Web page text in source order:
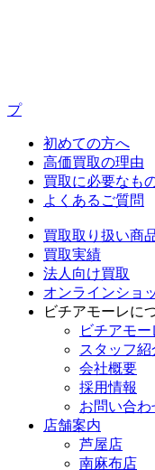
プ
初めての方へ
高価買取の理由
買取に必要なも
よくあるご質問
買取取り扱い商
買取実績
法人向け買取
オンラインショ
ビチアモーレに
ビチアモ
スタッフ紹
会社概要
採用情報
お問い合わ
店舗案内
芦屋店
南麻布店